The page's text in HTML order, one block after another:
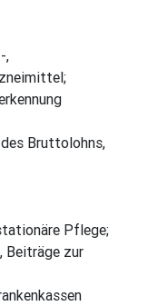
,
Bruttolohns,
Pflege;
Beiträge zur